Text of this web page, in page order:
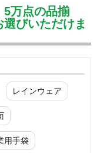
5万点の品揃
びいただけま
レインウェア
用手袋